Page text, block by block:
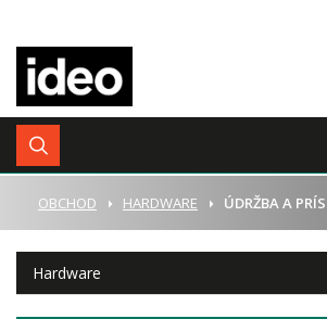
ÚVOD
OBCHOD HARDWARE ÚDRŽBA A
Hardware